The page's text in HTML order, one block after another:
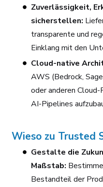
Zuverlässigkeit,
sicherstellen:
transparente und
Einklang mit den
Cloud-native
AWS (Bedrock,
oder anderen
AI-Pipelines
Wieso zu Trusted
Gestalte die
Maßstab:
Bestandteil der